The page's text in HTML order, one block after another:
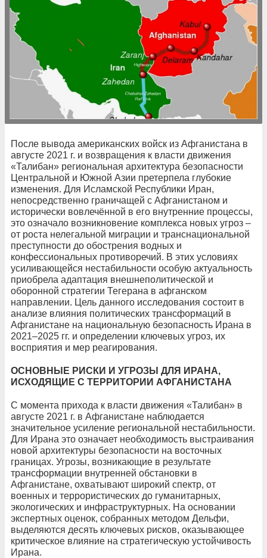
После вывода американских войск из Афганистана в
августе 2021 г. и возвращения к власти движения
«Талибан» региональная архитектура безопасности
Центральной и Южной Азии претерпела глубокие
изменения. Для Исламской Республики Иран,
непосредственно граничащей с Афганистаном и
исторически вовлечённой в его внутренние процессы,
это означало возникновение комплекса новых угроз –
от роста нелегальной миграции и транснациональной
преступности до обострения водных и
конфессиональных противоречий. В этих условиях
усиливающейся нестабильности особую актуальность
приобрела адаптация внешнеполитической и
оборонной стратегии Тегерана в афганском
направлении. Цель данного исследования состоит в
анализе влияния политических трансформаций в
Афганистане на национальную безопасность Ирана в
2021–2025 гг. и определении ключевых угроз, их
восприятия и мер реагирования.
ОСНОВНЫЕ РИСКИ И УГРОЗЫ ДЛЯ ИРАНА,
ИСХОДЯЩИЕ С ТЕРРИТОРИИ АФГАНИСТАНА
С момента прихода к власти движения «Талибан» в
августе 2021 г. в Афганистане наблюдается
значительное усиление региональной нестабильности.
Для Ирана это означает необходимость выстраивания
новой архитектуры безопасности на восточных
границах. Угрозы, возникающие в результате
трансформации внутренней обстановки в
Афганистане, охватывают широкий спектр, от
военных и террористических до гуманитарных,
экологических и инфраструктурных. На основании
экспертных оценок, собранных методом Дельфи,
выделяются десять ключевых рисков, оказывающее
критическое влияние на стратегическую устойчивость
Ирана.